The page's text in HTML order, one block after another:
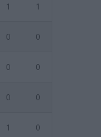
1 1
0 0
0 0
0 0
1 0